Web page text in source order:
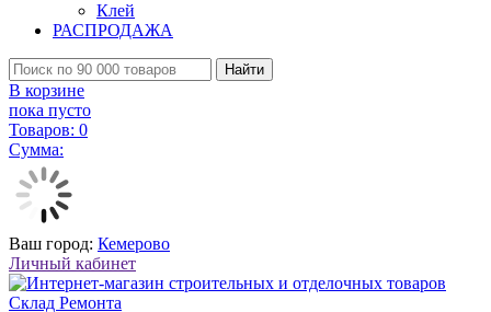
Клей
РАСПРОДАЖА
Найти
В корзине
пока пусто
Товаров: 0
Сумма:
Ваш город: Кемерово
Личный кабинет